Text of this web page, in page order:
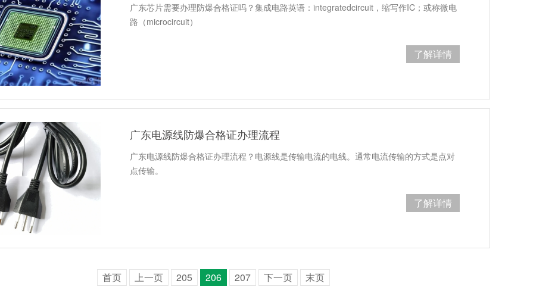
广东芯片需要办理防爆合格证吗？集成电路英语：integratedcircuit，缩写作IC；或称微电
路（microcircuit）
了解详情
广东电源线防爆合格证办理流程
广东电源线防爆合格证办理流程？电源线是传输电流的电线。通常电流传输的方式是点对
点传输。
了解详情
首页 上一页 205 206 207 下一页 末页